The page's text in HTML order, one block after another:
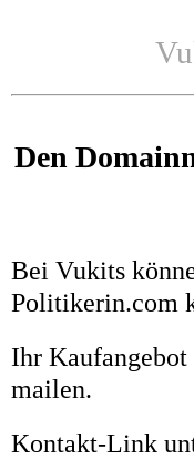
Den
Bei Vukits
Politikerin.com
Ihr Kaufangebot
mailen.
Kontakt-Link